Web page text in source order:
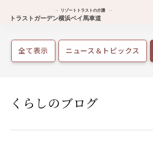
全て表示 ニュース＆トピックス
くらしのブログ